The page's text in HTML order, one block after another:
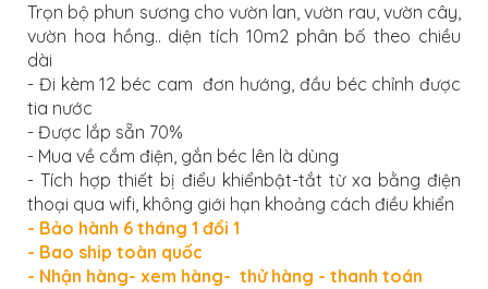
Trọn bộ phun sương cho vườn lan, vườn rau, vườn cây,
vườn hoa hồng.. diện tích 10m2 phân bố theo chiều
dài
- Đi kèm 12 béc cam đơn hướng, đầu béc chỉnh được
tia nước
- Được lắp sẵn 70%
- Mua về cắm điện, gắn béc lên là dùng
- Tích hợp thiết bị điểu khiểnbật-tắt từ xa bằng điện
thoại qua wifi, không giới hạn khoảng cách điều khiển
- Bảo hành 6 tháng 1 đổi 1
- Bao ship toàn quốc
- Nhận hàng- xem hàng- thử hàng - thanh toán